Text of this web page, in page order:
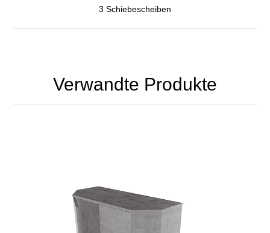
3 Schiebescheiben
Verwandte Produkte